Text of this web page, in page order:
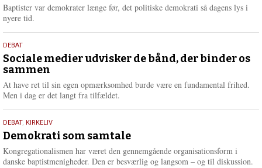
r
2026
Baptister var demokrater længe før, det politiske demokrati så dagens lys i
nyere tid.
18.
maj
2026
DEBAT
Sociale medier udvisker de bånd, der binder os
sammen
At have ret til sin egen opmærksomhed burde være en fundamental frihed.
Men i dag er det langt fra tilfældet.
18.
maj
2026
DEBAT, KIRKELIV
Demokrati som samtale
Kongregationalismen har været den gennemgående organisationsform i
danske baptistmenigheder. Den er besværlig og langsom – og til diskussion.